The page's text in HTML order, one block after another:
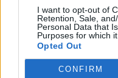
I want to opt-out of
Retention, Sale,
Personal Data that
Purposes for which
Opted Out
CONFIRM